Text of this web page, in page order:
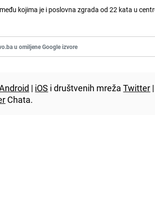
kojima je i poslovna zgrada od 22 kata u
u omiljene Google izvore
| iOS i društvenih mrežaTwitter |
Chata.